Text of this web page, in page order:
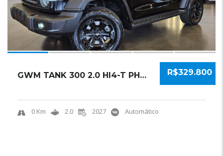
R$329.800
GWM TANK 300 2.0 HI4-T PHEV AUTOMÁTICO 2027 ...
0 Km 2.0 2027 Automático